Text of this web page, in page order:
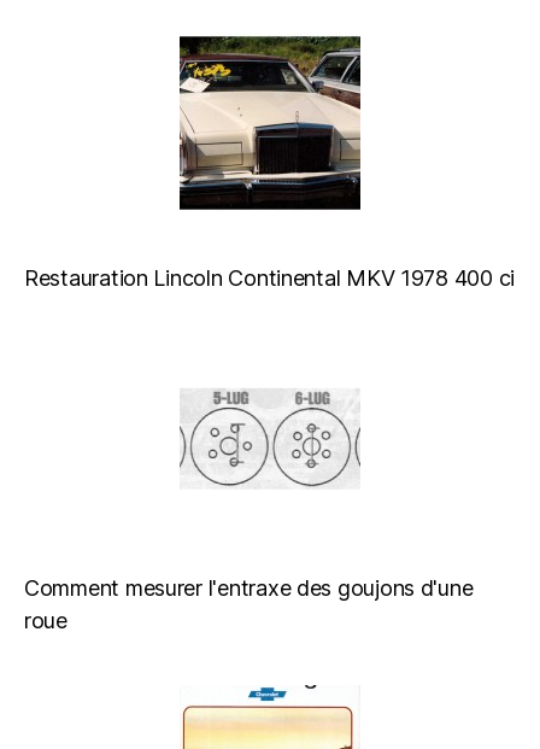
Restauration Lincoln Continental MKV 1978 400 ci
Comment mesurer l'entraxe des goujons d'une
roue